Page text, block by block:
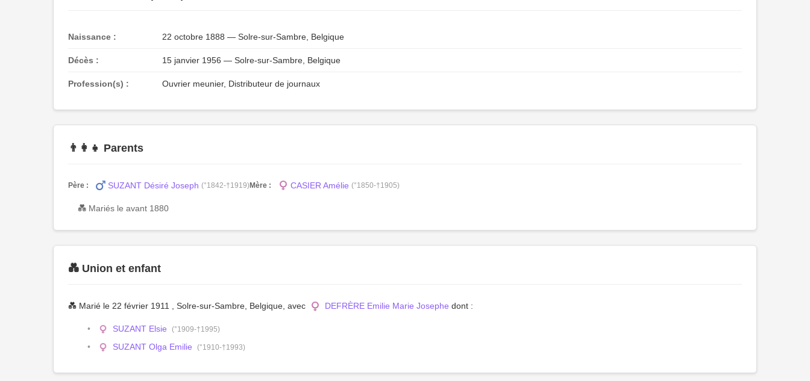
Naissance : 22 octobre 1888 — Solre-sur-Sambre, Belgique
Décès : 15 janvier 1956 — Solre-sur-Sambre, Belgique
Profession(s) : Ouvrier meunier, Distributeur de journaux
👨‍👩‍👧 Parents
Père : SUZANT Désiré Joseph (°1842-†1919)Mère : CASIER Amélie (°1850-†1905)
💑 Mariés le avant 1880
💑 Union et enfant
💑 Marié le 22 février 1911 , Solre-sur-Sambre, Belgique, avec DEFRÈRE Emilie Marie Josephe dont :
SUZANT Elsie (°1909-†1995)
SUZANT Olga Emilie (°1910-†1993)